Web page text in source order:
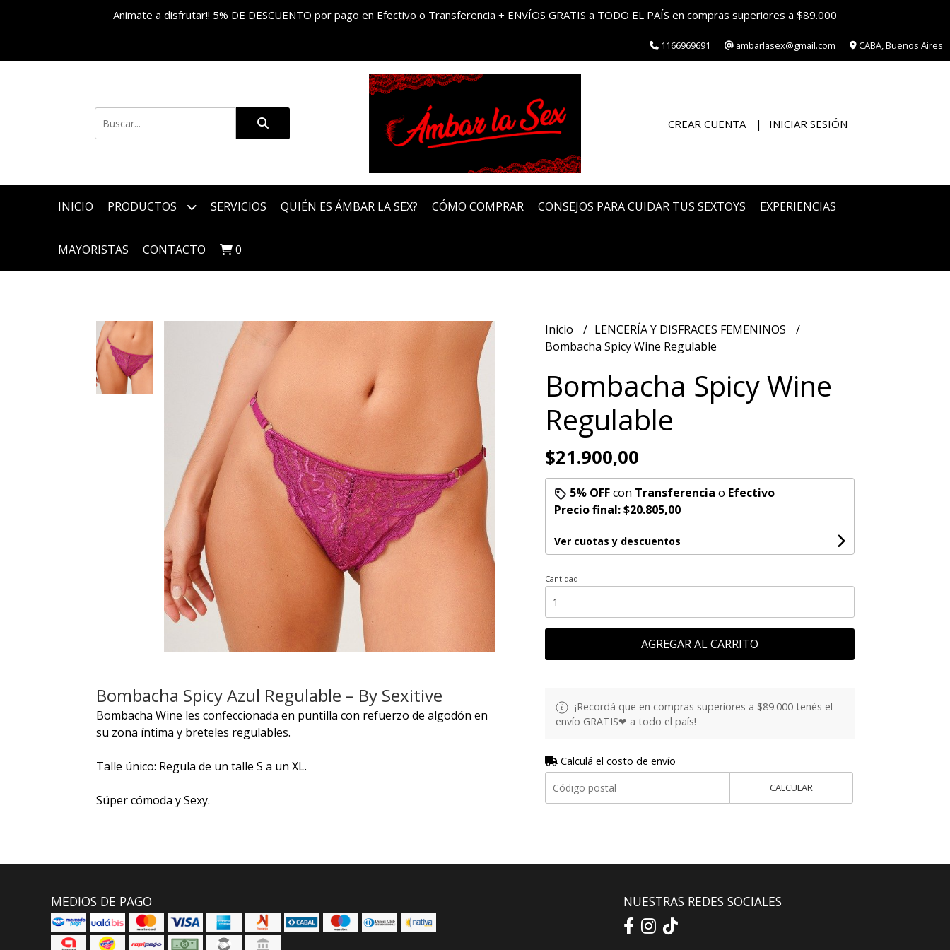
Animate a disfrutar!! 5% DE DESCUENTO por pago en Efectivo o Transferencia + ENVÍOS GRATIS a TODO EL PAÍS en compras superiores a $89.000
1166969691 ambarlasex@gmail.com CABA, Buenos Aires
CREAR CUENTA INICIAR SESIÓN
INICIO PRODUCTOS SERVICIOS QUIÉN ES ÁMBAR LA SEX? CÓMO COMPRAR CONSEJOS PARA CUIDAR TUS SEXTOYS EXPERIENCIAS
MAYORISTAS CONTACTO 0
Bombacha Spicy Azul Regulable – By Sexitive
Bombacha Wine les confeccionada en puntilla con refuerzo de algodón en
su zona íntima y breteles regulables.
Talle único: Regula de un talle S a un XL.
Súper cómoda y Sexy.
Inicio
LENCERÍA Y DISFRACES FEMENINOS
Bombacha Spicy Wine Regulable
Bombacha Spicy Wine
Regulable
$21.900,00
5% OFFcon Transferencia o Efectivo
Precio final:$20.805,00
Ver cuotas y descuentos
Cantidad
AGREGAR AL CARRITO
¡Recordá que en compras superiores a $89.000 tenés el
envío GRATIS❤ a todo el país!
Calculá el costo de envío
CALCULAR
MEDIOS DE PAGO NUESTRAS REDES SOCIALES